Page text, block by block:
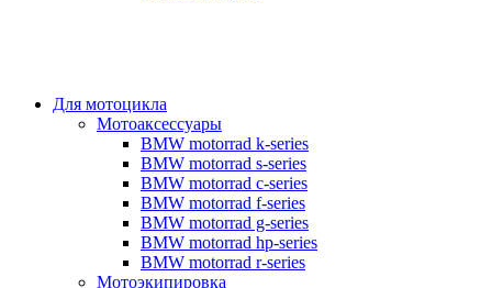
Для мотоцикла
Мотоаксессуары
BMW motorrad k-series
BMW motorrad s-series
BMW motorrad c-series
BMW motorrad f-series
BMW motorrad g-series
BMW motorrad hp-series
BMW motorrad r-series
Мотоэкипировка